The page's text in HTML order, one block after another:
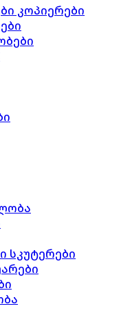
კოპიერები
სკუტერები